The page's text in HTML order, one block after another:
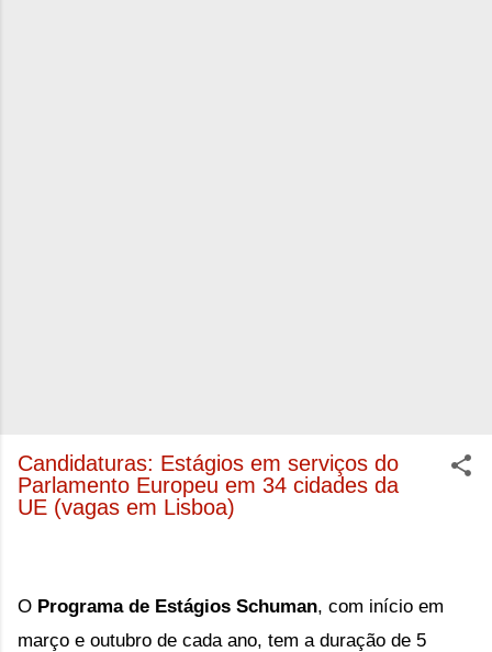
Candidaturas: Estágios em serviços do
Parlamento Europeu em 34 cidades da
UE (vagas em Lisboa)
O Programa de Estágios Schuman, com início em
março e outubro de cada ano, tem a duração de 5